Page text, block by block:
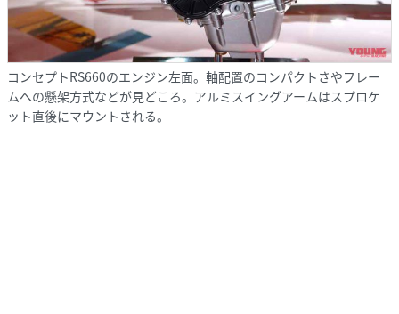
コンセプトRS660のエンジン左面。軸配置のコンパクトさやフレー
ムへの懸架方式などが見どころ。アルミスイングアームはスプロケ
ット直後にマウントされる。